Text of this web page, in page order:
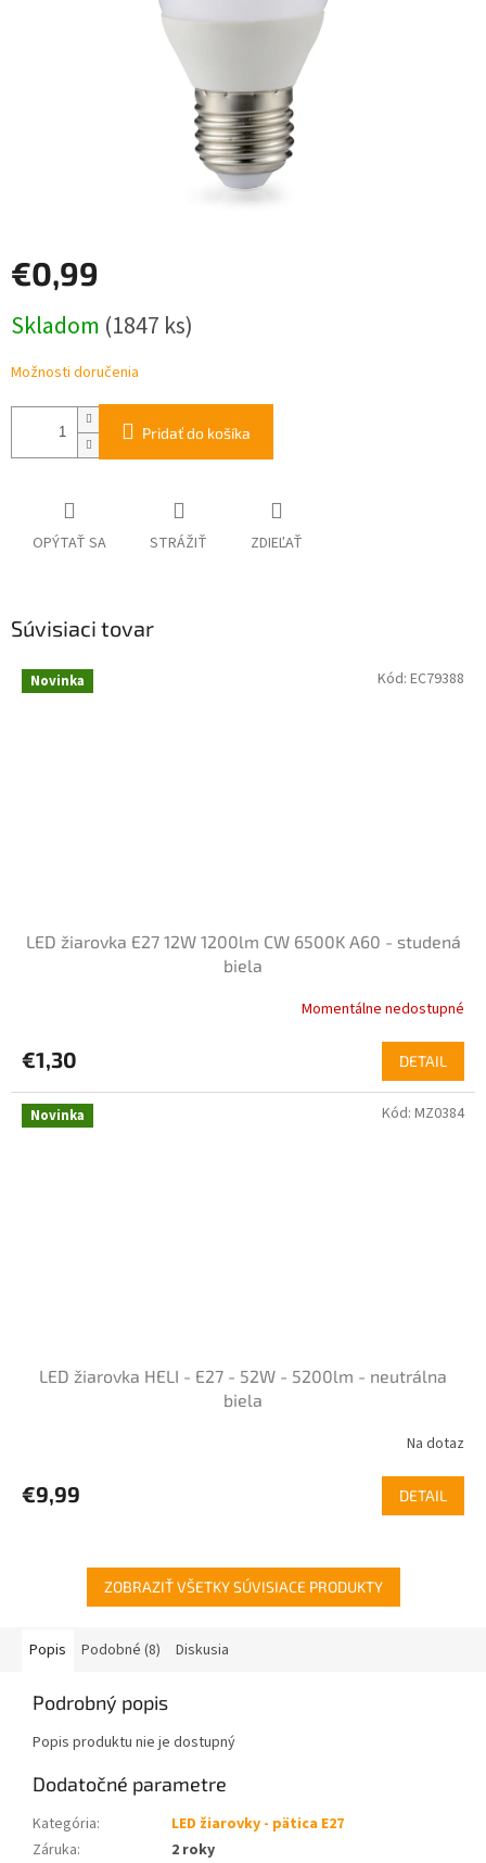
€0,99
cena:
Skladom (1847 ks)
Možnosti doručenia
Pridať do košíka
OPÝTAŤ SA STRÁŽIŤ ZDIEĽAŤ
Súvisiaci tovar
Novinka
LED žiarovka E27 12W 1200lm CW 6500K A60 - studená
biela
Momentálne nedostupné
€1,30 DETAIL
Kód: EC79388
Novinka
LED žiarovka HELI - E27 - 52W - 5200lm - neutrálna
biela
Na dotaz
€9,99 DETAIL
Kód: MZ0384
ZOBRAZIŤ VŠETKY SÚVISIACE PRODUKTY
Popis Podobné (8) Diskusia
Podrobný popis
Popis produktu nie je dostupný
Dodatočné parametre
Kategória:
LED žiarovky - pätica E27
Záruka:
2 roky